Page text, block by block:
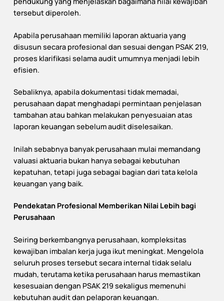
tersebut diperoleh.
Apabila perusahaan memiliki laporan aktuaria yang
disusun secara profesional dan sesuai dengan PSAK 219,
proses klarifikasi selama audit umumnya menjadi lebih
efisien.
Sebaliknya, apabila dokumentasi tidak memadai,
perusahaan dapat menghadapi permintaan penjelasan
tambahan atau bahkan melakukan penyesuaian atas
laporan keuangan sebelum audit diselesaikan.
Inilah sebabnya banyak perusahaan mulai memandang
valuasi aktuaria bukan hanya sebagai kebutuhan
kepatuhan, tetapi juga sebagai bagian dari tata kelola
keuangan yang baik.
Pendekatan Profesional Memberikan Nilai Lebih bagi
Perusahaan
Seiring berkembangnya perusahaan, kompleksitas
kewajiban imbalan kerja juga ikut meningkat. Mengelola
seluruh proses tersebut secara internal tidak selalu
mudah, terutama ketika perusahaan harus memastikan
kesesuaian dengan PSAK 219 sekaligus memenuhi
kebutuhan audit dan pelaporan keuangan.